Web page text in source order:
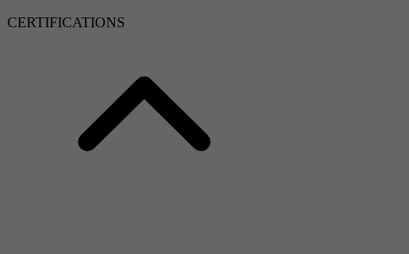
CERTIFICATIONS